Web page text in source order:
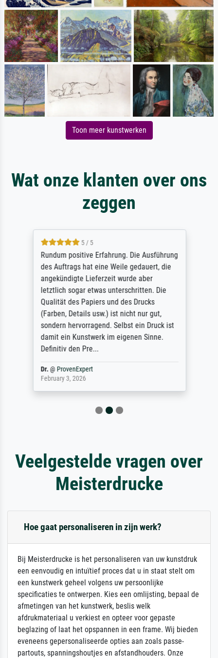
Toon meer kunstwerken
Wat onze klanten over ons
zeggen
5 / 5
Rundum positive Erfahrung. Die Ausführung
des Auftrags hat eine Weile gedauert, die
angekündigte Lieferzeit wurde aber
letztlich sogar etwas unterschritten. Die
Qualität des Papiers und des Drucks
(Farben, Details usw.) ist nicht nur gut,
sondern hervorragend. Selbst ein Druck ist
damit ein Kunstwerk im eigenen Sinne.
Definitiv den Pre...
Dr.@ ProvenExpert
February 3, 2026
Veelgestelde vragen over
Meisterdrucke
Hoe gaat personaliseren in zijn werk?
Bij Meisterdrucke is het personaliseren van uw kunstdruk
een eenvoudig en intuïtief proces dat u in staat stelt om
een kunstwerk geheel volgens uw persoonlijke
specificaties te ontwerpen. Kies een omlijsting, bepaal de
afmetingen van het kunstwerk, beslis welk
afdrukmateriaal u verkiest en opteer voor gepaste
beglazing of laat het opspannen in een frame. Wij bieden
eveneens gepersonaliseerde opties aan zoals passe-
partouts, spanningshoutjes en afstandhouders. Onze